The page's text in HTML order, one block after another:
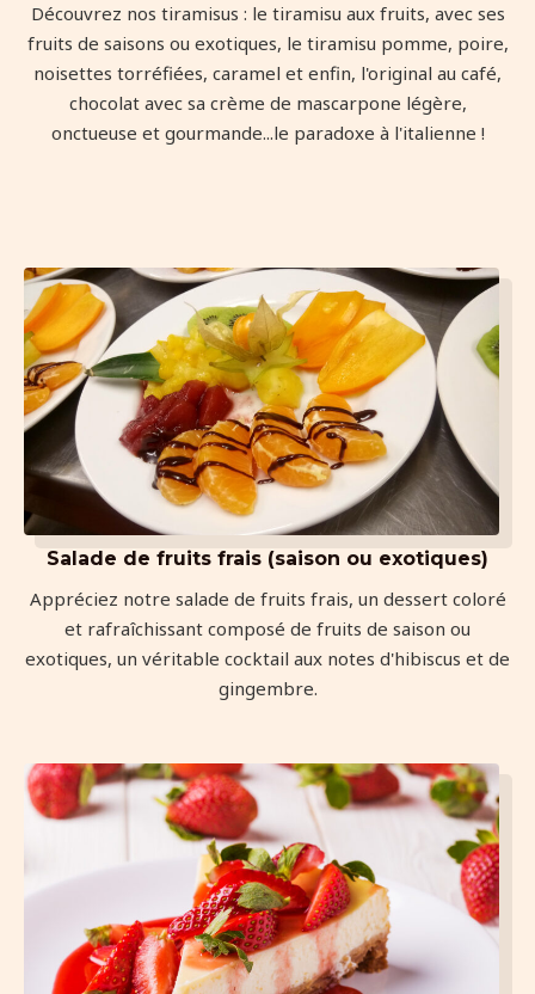
Découvrez nos tiramisus : le tiramisu aux fruits, avec ses
fruits de saisons ou exotiques, le tiramisu pomme, poire,
noisettes torréfiées, caramel et enfin, l'original au café,
chocolat avec sa crème de mascarpone légère,
onctueuse et gourmande...le paradoxe à l'italienne !
Salade de fruits frais (saison ou exotiques)
Appréciez notre salade de fruits frais, un dessert coloré
et rafraîchissant composé de fruits de saison ou
exotiques, un véritable cocktail aux notes d'hibiscus et de
gingembre.